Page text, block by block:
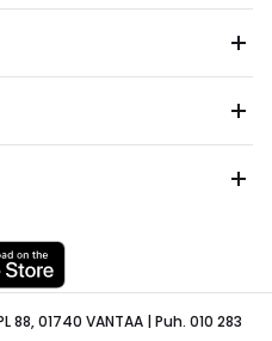
01740 VANTAA | Puh. 010 283